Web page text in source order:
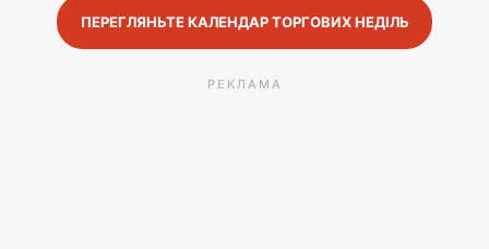
ПЕРЕГЛЯНЬТЕ КАЛЕНДАР ТОРГОВИХ НЕДІЛЬ
РЕКЛАМА